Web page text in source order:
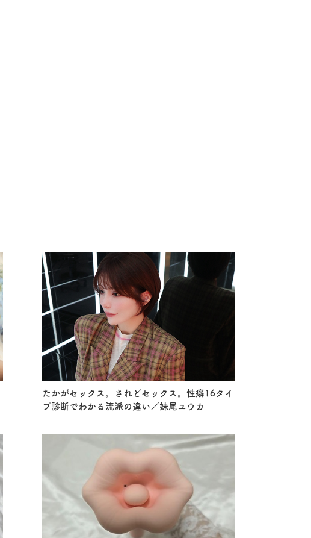
たかがセックス。されどセックス。性癖16タイ
プ診断でわかる流派の違い／妹尾ユウカ